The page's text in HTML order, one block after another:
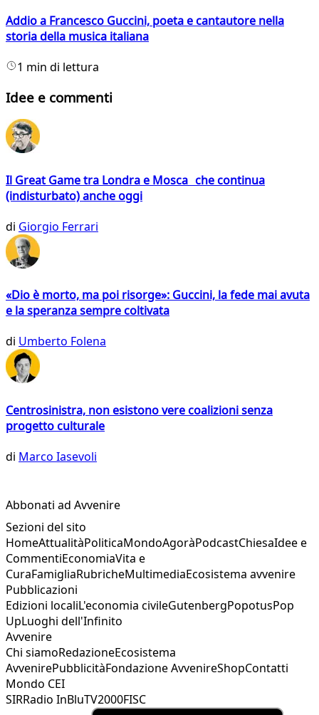
Addio a Francesco Guccini, poeta e cantautore nella
storia della musica italiana
1 min di lettura
Idee e commenti
Il Great Game tra Londra e Mosca che continua
(indisturbato) anche oggi
di Giorgio Ferrari
«Dio è morto, ma poi risorge»: Guccini, la fede mai avuta
e la speranza sempre coltivata
di Umberto Folena
Centrosinistra, non esistono vere coalizioni senza
progetto culturale
di Marco Iasevoli
Abbonati ad Avvenire
Sezioni del sito
HomeAttualitàPoliticaMondoAgoràPodcastChiesaIdee e
CommentiEconomiaVita e
CuraFamigliaRubricheMultimediaEcosistema avvenire
Pubblicazioni
Edizioni localiL'economia civileGutenbergPopotusPop
UpLuoghi dell'Infinito
Avvenire
Chi siamoRedazioneEcosistema
AvvenirePubblicitàFondazione AvvenireShopContatti
Mondo CEI
SIRRadio InBluTV2000FISC